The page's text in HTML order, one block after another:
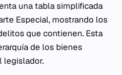
una tabla simplificada
Especial, mostrando los
que contienen. Esta
de los bienes
legislador.